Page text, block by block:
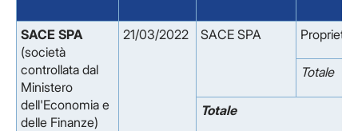
SACE SPA
(società
controllata dal
Ministero
dell'Economia e
delle Finanze)
21/03/2022 SACE SPA Proprieta'
Totale
Totale